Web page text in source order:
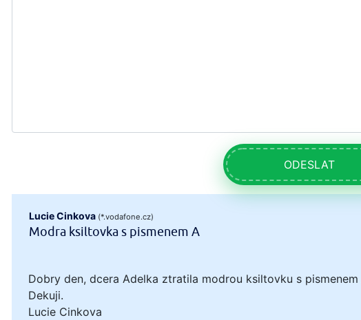
ODESLAT
Lucie Cinkova (*.vodafone.cz)
Modra ksiltovka s pismenem A
Dobry den, dcera Adelka ztratila modrou ksiltovku s pismenem
Dekuji.
Lucie Cinkova